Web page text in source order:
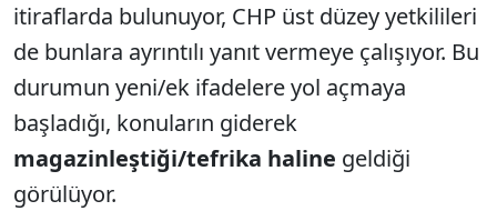
itiraflarda bulunuyor, CHP üst düzey yetkilileri
de bunlara ayrıntılı yanıt vermeye çalışıyor. Bu
durumun yeni/ek ifadelere yol açmaya
başladığı, konuların giderek
magazinleştiği/tefrika haline geldiği
görülüyor.